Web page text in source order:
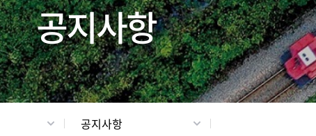
공지사항
공지사항